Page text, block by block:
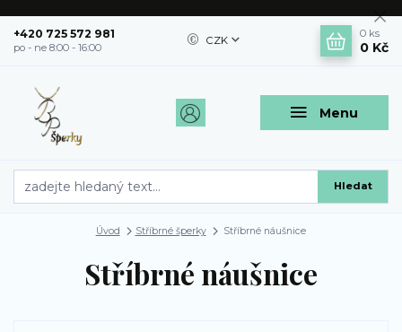
Menu
CZK
Hledat
+420 725 572 981
po - ne 8:00 - 16:00
0 ks
0 Kč
Úvod Stříbrné šperky Stříbrné náušnice
Stříbrné náušnice